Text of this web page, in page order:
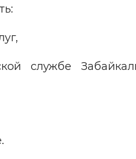
службе